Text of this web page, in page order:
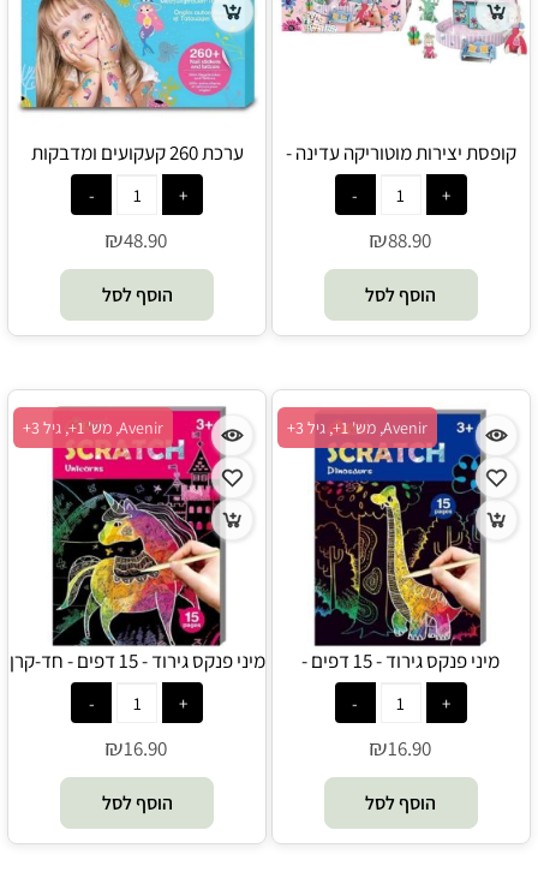
קופסת יצירות מוטוריקה עדינה -
הבית של גברת ארנבת - Avenir
₪88.90
הוסף לסל
ערכת 260 קעקועים ומדבקות
ציפורניים - בתולת ים - Avenir
₪48.90
הוסף לסל
Avenir, מש' 1+, גיל 3+
מיני פנקס גירוד - 15 דפים -
דינוזאורים - Avenir
₪16.90
הוסף לסל
Avenir, מש' 1+, גיל 3+
מיני פנקס גירוד - 15 דפים - חד-קרן
- Avenir
₪16.90
הוסף לסל